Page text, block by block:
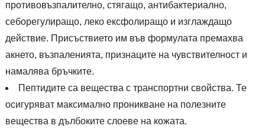
противовъзпалително, стягащо, антибактериално,
себорегулиращо, леко ексфолиращо и изглаждащо
действие. Присъствието им във формулата премахва
акнето, възпаленията, признаците на чувствителност и
намалява бръчките.
Пептидите са вещества с транспортни свойства. Те
осигуряват максимално проникване на полезните
вещества в дълбоките слоеве на кожата.